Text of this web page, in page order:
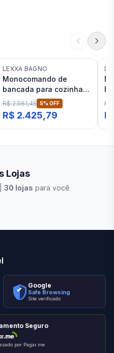
LEXXA BAGNO
Monocomando de
bancada para cozinha
Lexxa Bagno Biflat Preto
Fosco
R$ 2.561,45 5% OFF
R$ 2.425,79
R$
Lojas
30 lojas para você
Google
Safe Browsing
Site verificado
Seguro
por Pagar.me